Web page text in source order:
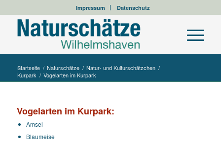
Impressum Datenschutz
Startseite / Naturschätze / Natur- und Kulturschätzchen /
Kurpark / Vogelarten im Kurpark
Vogelarten im Kurpark:
Amsel
Blaumeise